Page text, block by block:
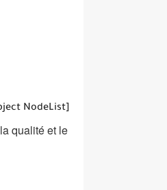
[object NodeList]
qualité et le